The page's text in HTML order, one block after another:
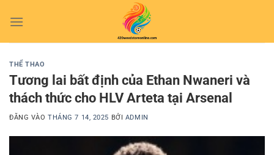
qua
THỂ THAO
Tương lai bất định của Ethan Nwaneri và
thách thức cho HLV Arteta tại Arsenal
ĐĂNG VÀOTHÁNG 7 14, 2025 BỞI ADMIN